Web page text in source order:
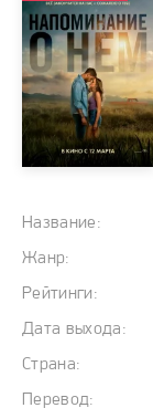
Название:
Жанр:
Рейтинги:
Дата выхода:
Страна:
Перевод:
1 2 3 4